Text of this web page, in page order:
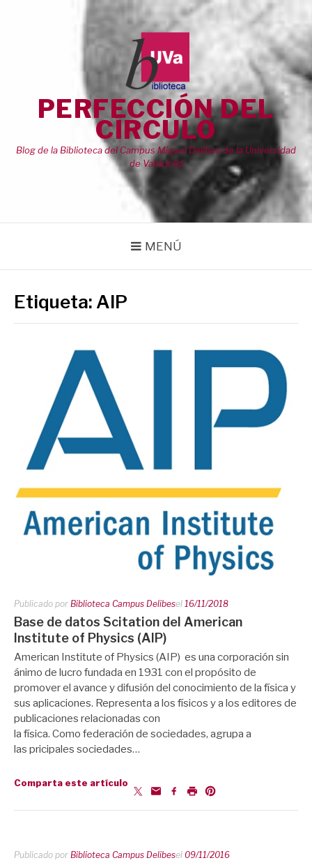
PERFECCIÓN DEL
CÍRCULO
Blog de la Biblioteca del Campus Miguel Delibes de la Universidad
de Valladolid
MENÚ
Etiqueta: AIP
Publicado por Biblioteca Campus Delibesel 16/11/2018
Base de datos Scitation del American
Institute of Physics (AIP)
American Institute of Physics (AIP) es una corporación sin
ánimo de lucro fundada en 1931 con el propósito de
promover el avance y difusión del conocimiento de la física y
sus aplicaciones. Representa a los físicos y a los editores de
publicaciones relacionadas con
la física. Como federación de sociedades, agrupa a
las pricipales sociedades…
Comparta este artículo
Publicado por Biblioteca Campus Delibesel 09/11/2016